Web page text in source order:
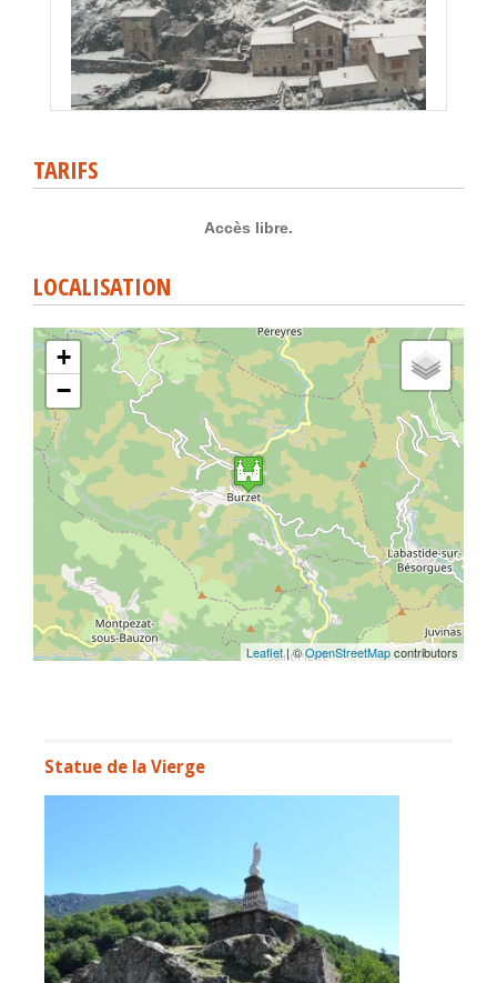
TARIFS
Accès libre.
LOCALISATION
+
−
Leaflet| ©OpenStreetMapcontributors
Statue de la Vierge